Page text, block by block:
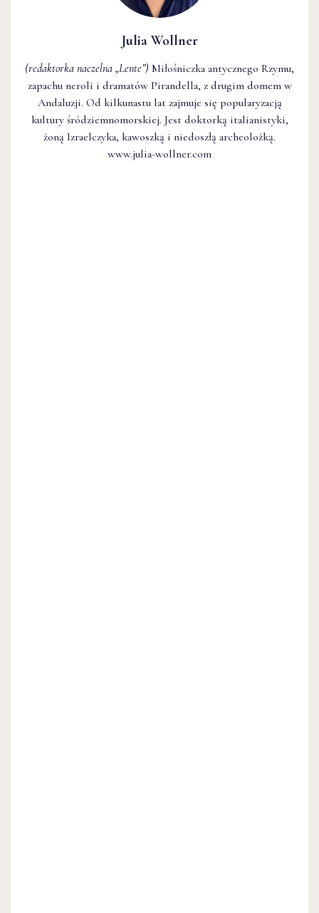
Julia Wollner
(redaktorka naczelna „Lente”) Miłośniczka antycznego Rzymu,
zapachu neroli i dramatów Pirandella, z drugim domem w
Andaluzji. Od kilkunastu lat zajmuje się popularyzacją
kultury śródziemnomorskiej. Jest doktorką italianistyki,
żoną Izraelczyka, kawoszką i niedoszłą archeolożką.
www.julia-wollner.com